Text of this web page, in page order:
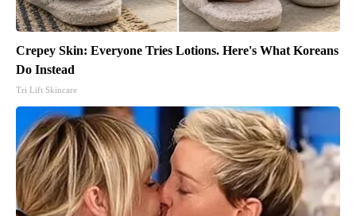
Crepey Skin: Everyone Tries Lotions. Here's What Koreans
Do Instead
Tri Lift Skincare